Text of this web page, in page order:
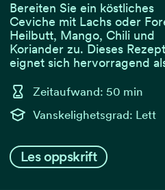
Bereiten Sie ein köstliches
Ceviche mit Lachs oder
Heilbutt, Mango, Chili und
Koriander zu. Dieses Rezept
eignet sich hervorragend
Zeitaufwand: 50 min
Vanskelighetsgrad: Lett
Les oppskrift